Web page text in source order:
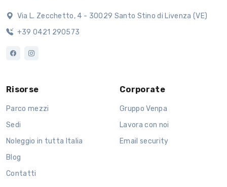
Via L. Zecchetto, 4 - 30029 Santo Stino di Livenza (VE)
+39 0421 290573
Risorse
Parco mezzi
Sedi
Noleggio in tutta Italia
Blog
Contatti
Corporate
Gruppo Venpa
Lavora con noi
Email security